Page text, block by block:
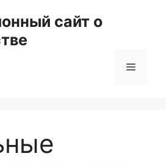
сайт о
Меню